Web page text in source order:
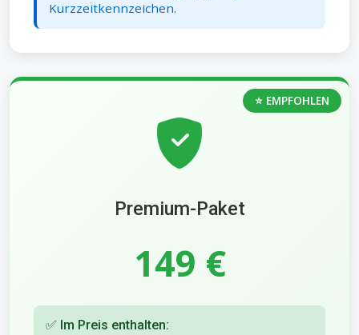
Kurzzeitkennzeichen.
Premium-Paket
⭐ EMPFOHLEN
149 €
✅ Im Preis enthalten: